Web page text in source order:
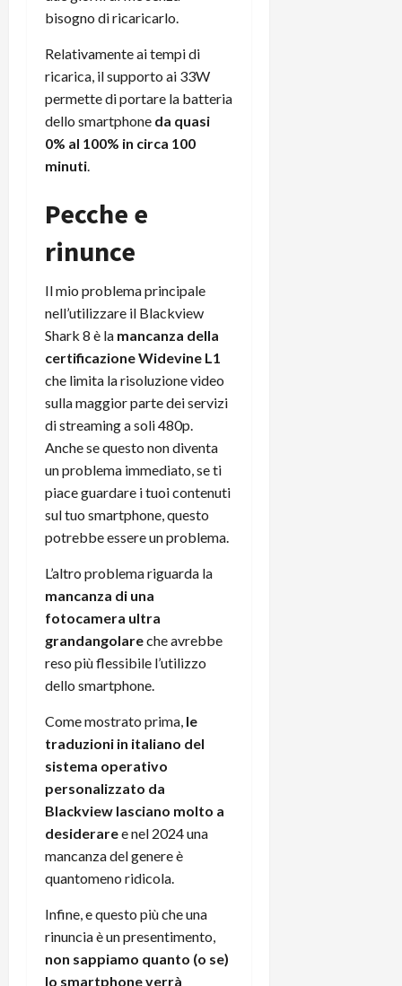
bisogno di ricaricarlo.
Relativamente ai tempi di
ricarica, il supporto ai 33W
permette di portare la batteria
dello smartphone da quasi
0% al 100% in circa 100
minuti.
Pecche e
rinunce
Il mio problema principale
nell’utilizzare il Blackview
Shark 8 è la mancanza della
certificazione Widevine L1
che limita la risoluzione video
sulla maggior parte dei servizi
di streaming a soli 480p.
Anche se questo non diventa
un problema immediato, se ti
piace guardare i tuoi contenuti
sul tuo smartphone, questo
potrebbe essere un problema.
L’altro problema riguarda la
mancanza di una
fotocamera ultra
grandangolareche avrebbe
reso più flessibile l’utilizzo
dello smartphone.
Come mostrato prima, le
traduzioni in italiano del
sistema operativo
personalizzato da
Blackview lasciano molto a
desideraree nel 2024 una
mancanza del genere è
quantomeno ridicola.
Infine, e questo più che una
rinuncia è un presentimento,
non sappiamo quanto (o se)
lo smartphone verrà